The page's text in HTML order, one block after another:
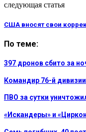
следующая статья
США вносят свои
По теме:
397 дронов сбито за
Командир 76-й
ПВО за сутки
«Искандеры» и